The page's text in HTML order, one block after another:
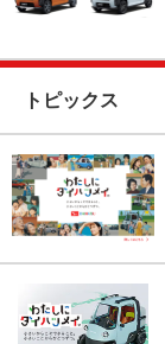
トピックス